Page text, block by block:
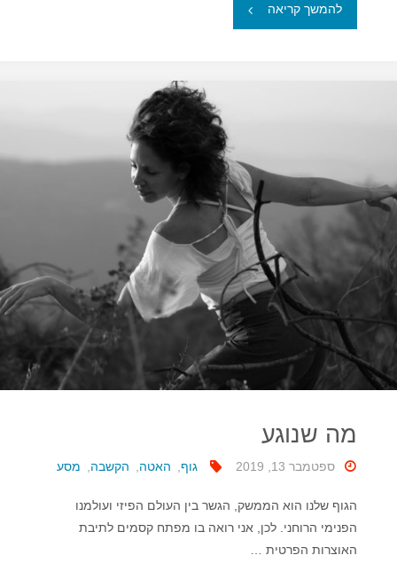
להמשך קריאה "לבחור
מה שנוגע
ספטמבר 13, 2019 גוף האטה הקשבה מסע
הגוף שלנו הוא הממשק, הגשר בין העולם הפיזי ועולמנו
הפנימי הרוחני. לכן, אני רואה בו מפתח קסמים לתיבת
האוצרות הפרטית …